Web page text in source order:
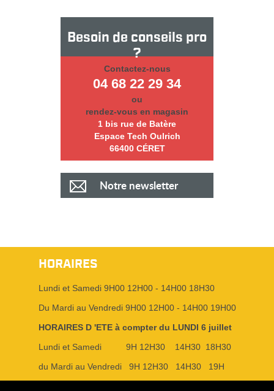
Besoin de conseils pro
?
Contactez-nous
04 68 22 29 34
ou
rendez-vous en magasin
1 bis rue de Batère
Espace Tech Oulrich
66400 CÉRET
Notre newsletter
HORAIRES
Lundi et Samedi 9H00 12H00 - 14H00 18H30
Du Mardi au Vendredi 9H00 12H00 - 14H00 19H00
HORAIRES D 'ETE à compter du LUNDI 6 juillet
Lundi et Samedi 9H 12H30 14H30 18H30
du Mardi au Vendredi 9H 12H30 14H30 19H